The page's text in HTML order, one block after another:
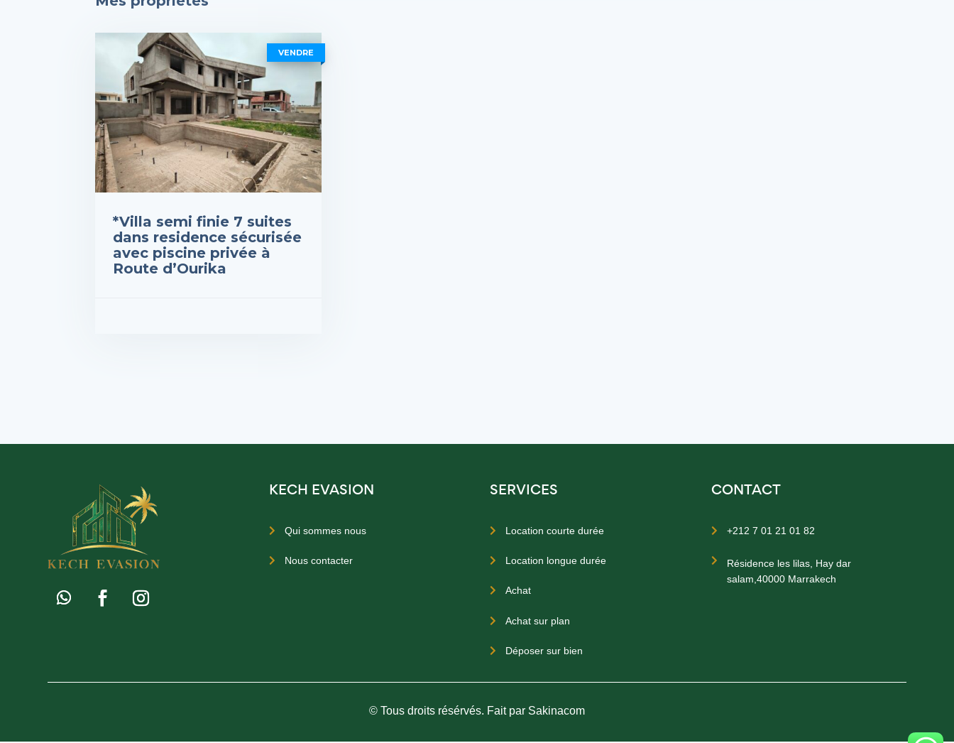
VENDRE
*Villa semi finie 7 suites
dans residence sécurisée
avec piscine privée à
Route d’Ourika
KECH EVASION
 Qui sommes nous
 Nous contacter
SERVICES
 Location courte durée
 Location longue durée
 Achat
 Achat sur plan
 Déposer sur bien
CONTACT
 +212 7 01 21 01 82

Résidence les lilas, Hay dar
salam,40000 Marrakech
© Tous droits résérvés. Fait par Sakinacom